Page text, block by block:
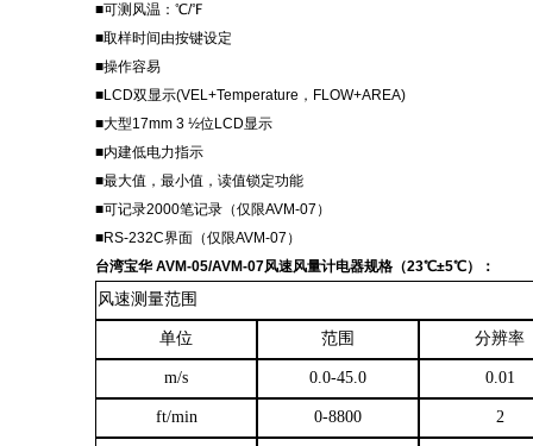
■可测风温：℃/℉
■取样时间由按键设定
■操作容易
■LCD双显示(VEL+Temperature，FLOW+AREA)
■大型17mm 3 ½位LCD显示
■内建低电力指示
■最大值，最小值，读值锁定功能
■可记录2000笔记录（仅限AVM-07）
■RS-232C界面（仅限AVM-07）
台湾宝华 AVM-05/AVM-07风速风量计电器规格 （23℃±5℃）：
风速测量范围
单位 范围 分辨率
m/s 0.0-45.0 0.01
ft/min 0-8800 2